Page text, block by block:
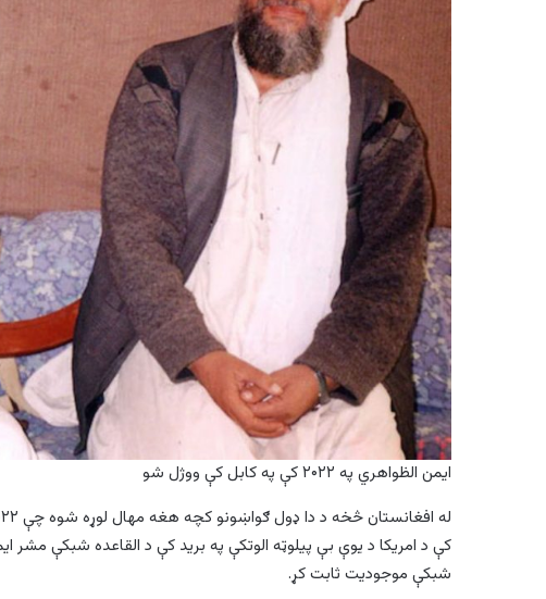
ایمن الظواهري په ۲۰۲۲ کې په کابل کې ووژل شو
کې د امریکا د يوې بې پيلوټه الوتکې په برید کې د القاعده شبکې مشر
شبکې موجودیت ثابت کړ.